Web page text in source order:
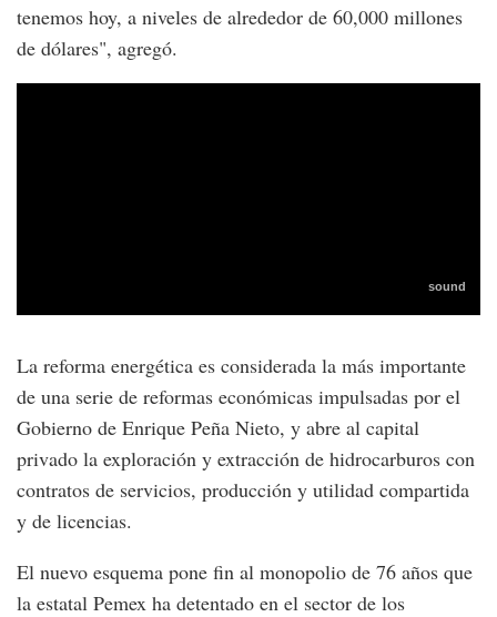
tenemos hoy, a niveles de alrededor de 60,000 millones
de dólares", agregó.
La reforma energética es considerada la más importante
de una serie de reformas económicas impulsadas por el
Gobierno de Enrique Peña Nieto, y abre al capital
privado la exploración y extracción de hidrocarburos con
contratos de servicios, producción y utilidad compartida
y de licencias.
El nuevo esquema pone fin al monopolio de 76 años que
la estatal Pemex ha detentado en el sector de los